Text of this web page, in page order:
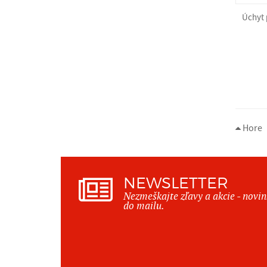
Úchyt
Hore
NEWSLETTER
Nezmeškajte zľavy a akcie -
do mailu.